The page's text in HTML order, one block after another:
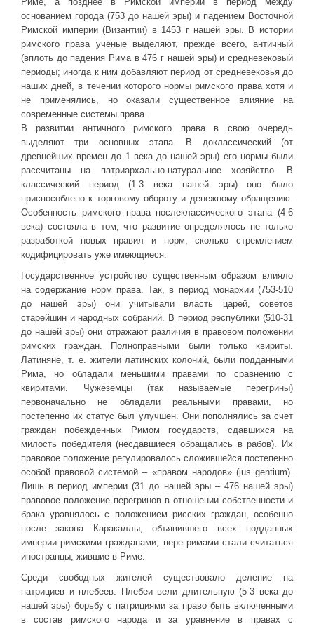
ДРУГИЕ ИГРЫ
Серия игр Mount and Blade
Вселенные Warhammer
Warhammer 40.000: Dawn of War
Серия игр «История войн»
Серия игр «King Arthur»
КРЕАТИВ
Творчество СиЧевиков
Блоги о рыбалке
Черный Гетман (роман)
ИСТОРИЯ
Загадки и тайны истории
Наше время
Новое время
Крестовые походы
Античность
Средние века
основанием города (753 до нашей эры) и падением Восточной
Римской империи (Византии) в 1453 г нашей эры. В истории
римского права ученые выделяют, прежде всего, античный
(вплоть до падения Рима в 476 г нашей эры) и средневековый
периоды; иногда к ним добавляют период от средневековья до
наших дней, в течении которого нормы римского права хотя и
не применялись, но оказали существенное влияние на
современные системы права.
В развитии античного римского права в свою очередь
выделяют три основных этапа. В доклассический (от
древнейших времен до 1 века до нашей эры) его нормы были
рассчитаны на патриархально-натуральное хозяйство. В
классический период (1-3 века нашей эры) оно было
приспособлено к торговому обороту и денежному обращению.
Особенность римского права послеклассического этапа (4-6
века) состояла в том, что развитие определялось не только
разработкой новых правил и норм, сколько стремлением
кодифицировать уже имеющиеся.
Государственное устройство существенным образом влияло
на содержание норм права. Так, в период монархии (753-510
до нашей эры) они учитывали власть царей, советов
старейшин и народных собраний. В период республики (510-31
до нашей эры) они отражают различия в правовом положении
римских граждан. Полноправными были только квириты.
Латиняне, т. е. жители латинских колоний, были подданными
Рима, но обладали меньшими правами по сравнению с
квиритами. Чужеземцы (так называемые перегрины)
первоначально не обладали реальными правами, но
постепенно их статус был улучшен. Они пополнялись за счет
граждан побежденных Римом государств, сдавшихся на
милость победителя (несдавшиеся обращались в рабов). Их
правовое положение регулировалось сложившейся постепенно
особой правовой системой – «правом народов» (jus gentium).
Лишь в период империи (31 до нашей эры – 476 нашей эры)
правовое положение перегринов в отношении собственности и
брака уравнялось с положением рисских граждан, особенно
после закона Каракаллы, объявившего всех подданных
империи римскими гражданами; перегримами стали считаться
иностранцы, жившие в Риме.
Среди свободных жителей существовало деление на
патрициев и плебеев. Плебеи вели длительную (5-3 века до
нашей эры) борьбу с патрициями за право быть включенными
в состав римского народа и за уравнение в правах с